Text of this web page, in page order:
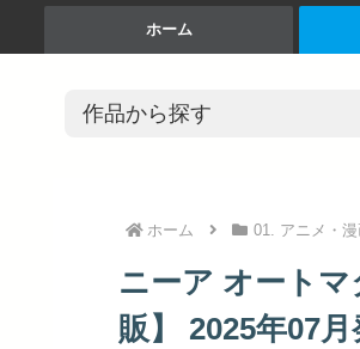
ホーム
ホーム 01. アニメ・
ニーア オート
販】 2025年07